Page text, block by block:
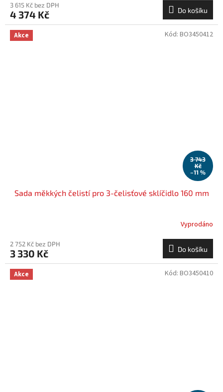
3 615 Kč bez DPH
4 374 Kč Do košíku
Akce
3 743
Kč
–11 %
Sada měkkých čelistí pro 3-čelisťové sklíčidlo 160 mm
Vyprodáno
2 752 Kč bez DPH
3 330 Kč Do košíku
Kód: BO3450412
Akce Kód: BO3450410